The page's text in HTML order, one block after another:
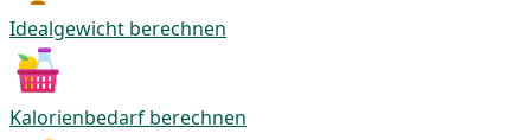
Idealgewicht berechnen
Kalorienbedarf berechnen